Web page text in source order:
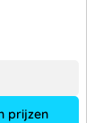
prijzen